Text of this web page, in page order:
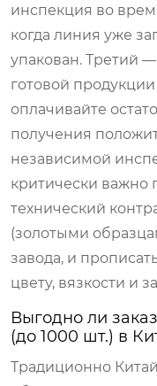
инспекция во
когда линия уже
упакован. Третий
готовой
оплачивайте
получения
независимой
критически важно
технический
(золотыми
завода, и
цвету, вязкости и
Выгодно ли
(до 1000 шт.) в
Традиционно